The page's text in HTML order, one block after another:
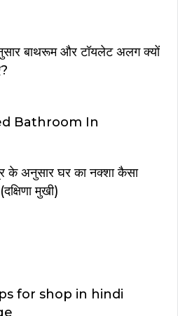
बाथरूम और टॉयलेट अलग क्यों
Bathroom In
के अनुसार घर का नक्शा कैसा
मुखी)
for shop in hindi